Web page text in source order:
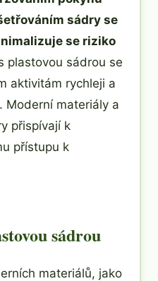
sádry se
se riziko
plastovou sádrou se
aktivitám rychleji a
Moderní materiály a
přispívají k
přístupu k
sádrou
materiálů, jako